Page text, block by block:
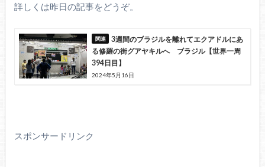
詳しくは昨日の記事をどうぞ。
3週間のブラジルを離れてエクアドルにあ
る修羅の街グアヤキルへ ブラジル【世界一周
394日目】
2024年5月16日
スポンサードリンク